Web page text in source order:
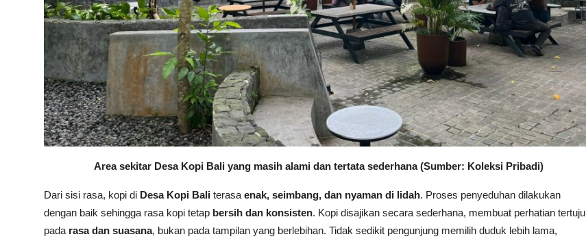
Area sekitar Desa Kopi Bali yang masih alami dan tertata sederhana (Sumber: Koleksi Pribadi)
Dari sisi rasa, kopi di Desa Kopi Bali terasa enak, seimbang, dan nyaman di lidah. Proses penyeduhan dilakukan
dengan baik sehingga rasa kopi tetap bersih dan konsisten. Kopi disajikan secara sederhana, membuat perhatian tertuju
pada rasa dan suasana, bukan pada tampilan yang berlebihan. Tidak sedikit pengunjung memilih duduk lebih lama,